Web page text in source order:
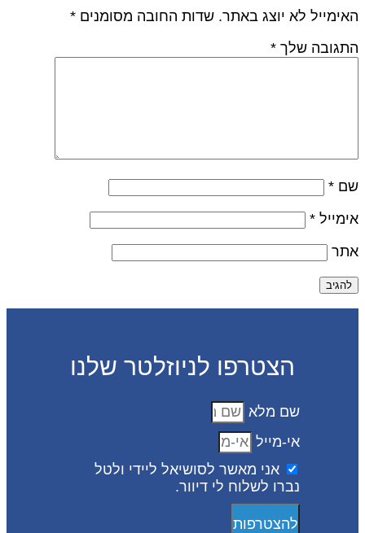
האימייל לא יוצג באתר. שדות החובה מסומנים *
התגובה שלך *
שם *
אימייל *
אתר
הצטרפו לניוזלטר שלנו
שם מלא
אי-מייל
אני מאשר לסושיאל ליידי ולטל
נברו לשלוח לי דיוור.
להצטרפות